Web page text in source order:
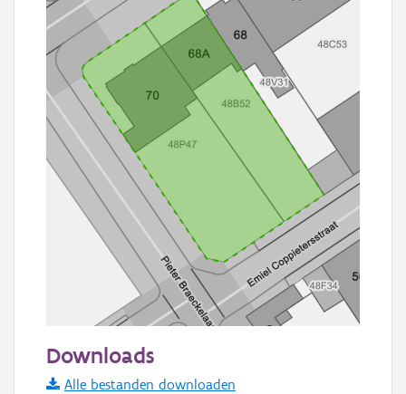
Informatie Vlaanderen
Downloads
Alle bestanden downloaden